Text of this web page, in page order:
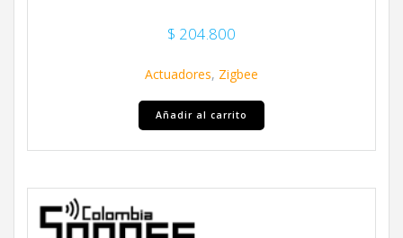
$ 204.800
Actuadores, Zigbee
Añadir al carrito